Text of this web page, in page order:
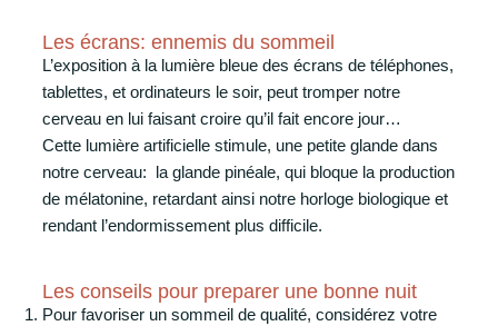
Les écrans: ennemis du sommeil
L’exposition à la lumière bleue des écrans de téléphones,
tablettes, et ordinateurs le soir, peut tromper notre
cerveau en lui faisant croire qu’il fait encore jour…
Cette lumière artificielle stimule, une petite glande dans
notre cerveau: la glande pinéale, qui bloque la production
de mélatonine, retardant ainsi notre horloge biologique et
rendant l’endormissement plus difficile.
Les conseils pour preparer une bonne nuit
Pour favoriser un sommeil de qualité, considérez votre